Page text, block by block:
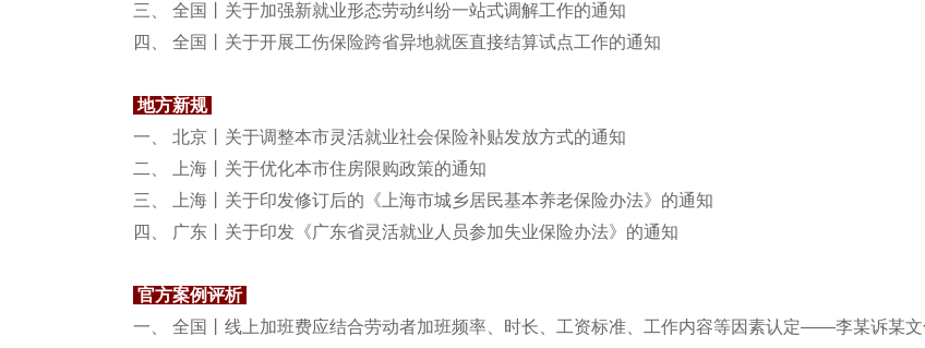
三、 全国丨关于加强新就业形态劳动纠纷一站式调解工作的通知
四、 全国丨关于开展工伤保险跨省异地就医直接结算试点工作的通知
地方新规
一、 北京丨关于调整本市灵活就业社会保险补贴发放方式的通知
二、 上海丨关于优化本市住房限购政策的通知
三、 上海丨关于印发修订后的《上海市城乡居民基本养老保险办法》的通知
四、 广东丨关于印发《广东省灵活就业人员参加失业保险办法》的通知
官方案例评析
一、 全国丨线上加班费应结合劳动者加班频率、时长、工资标准、工作内容等因素认定——李某诉某